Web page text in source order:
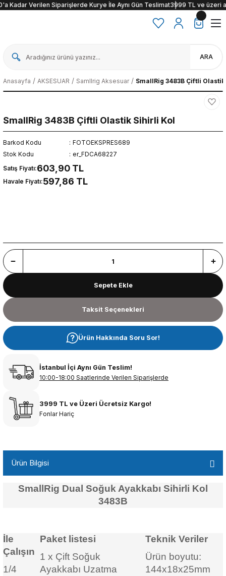
Kadar Verilen Siparişlerde Kurye İle Aynı Gün Teslimat3999 TL ve üzeri
ARA
Anasayfa AKSESUAR Samllrig Aksesuar SmallRig 3483B Çiftli
SmallRig 3483B Çiftli Olastik Sihirli Kol
Barkod Kodu
FOTOEKSPRES689
Stok Kodu
er_FDCA68227
Satış Fiyatı:603,90 TL
Havale Fiyatı:597,86 TL
Sepete Ekle
Taksit Seçenekleri
Ürün Hakkında Soru Sor!
İstanbul İçi Aynı Gün Teslim!
10:00-18:00 Saatlerinde Verilen Siparişlerde
3999 TL ve Üzeri Ücretsiz Kargo!
Fonlar Hariç
Ürün Bilgisi
SmallRig Dual Soğuk Ayakkabı Sihirli Kol
3483B
İle
Çalışın
1/4
Paket listesi
1 x Çift Soğuk
Ayakkabı Uzatma
Teknik Veriler
Ürün boyutu:
144x18x25mm